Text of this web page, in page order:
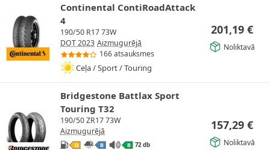
Continental ContiRoadAttack
4
190/50 R17 73W
DOT 2023 Aizmugurējā
166 atsauksmes
Ceļa / Sport / Touring
201,19 €
Noliktavā
Bridgestone Battlax Sport
Touring T32
190/50 ZR17 73W
Aizmugurējā
D B B 72 db
157,29 €
Noliktavā